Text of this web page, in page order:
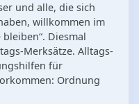
und alle, die sich
willkommen im
Diesmal
Merksätze. Alltags-
für
Ordnung